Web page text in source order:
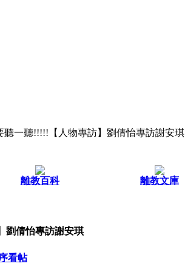
聽一聽!!!!!【人物專訪】劉倩怡專訪謝安琪
離教百科 離教文庫
劉倩怡專訪謝安琪
看帖